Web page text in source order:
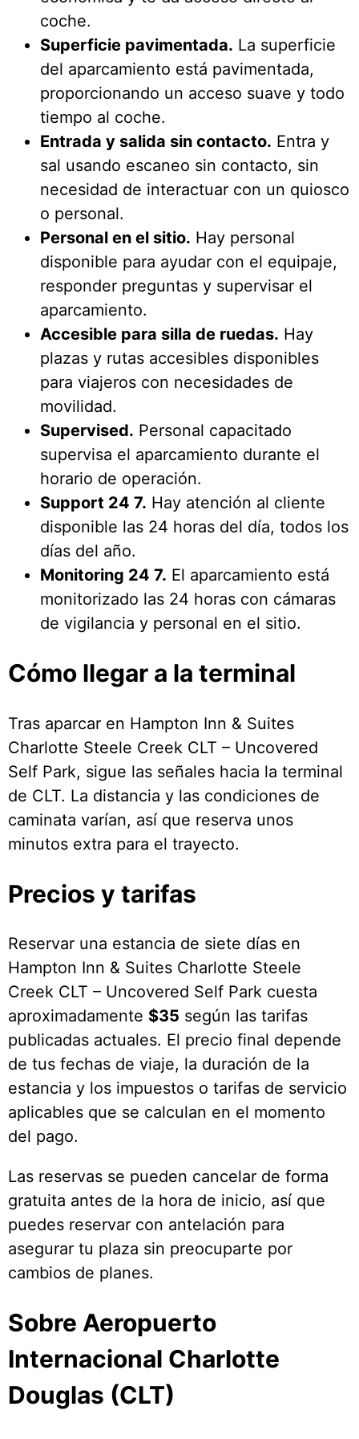
coche.
Superficie pavimentada. La superficie
del aparcamiento está pavimentada,
proporcionando un acceso suave y todo
tiempo al coche.
Entrada y salida sin contacto. Entra y
sal usando escaneo sin contacto, sin
necesidad de interactuar con un quiosco
o personal.
Personal en el sitio. Hay personal
disponible para ayudar con el equipaje,
responder preguntas y supervisar el
aparcamiento.
Accesible para silla de ruedas. Hay
plazas y rutas accesibles disponibles
para viajeros con necesidades de
movilidad.
Supervised. Personal capacitado
supervisa el aparcamiento durante el
horario de operación.
Support 24 7. Hay atención al cliente
disponible las 24 horas del día, todos los
días del año.
Monitoring 24 7. El aparcamiento está
monitorizado las 24 horas con cámaras
de vigilancia y personal en el sitio.
Cómo llegar a la terminal
Tras aparcar en Hampton Inn & Suites
Charlotte Steele Creek CLT – Uncovered
Self Park, sigue las señales hacia la terminal
de CLT. La distancia y las condiciones de
caminata varían, así que reserva unos
minutos extra para el trayecto.
Precios y tarifas
Reservar una estancia de siete días en
Hampton Inn & Suites Charlotte Steele
Creek CLT – Uncovered Self Park cuesta
aproximadamente $35 según las tarifas
publicadas actuales. El precio final depende
de tus fechas de viaje, la duración de la
estancia y los impuestos o tarifas de servicio
aplicables que se calculan en el momento
del pago.
Las reservas se pueden cancelar de forma
gratuita antes de la hora de inicio, así que
puedes reservar con antelación para
asegurar tu plaza sin preocuparte por
cambios de planes.
Sobre Aeropuerto
Internacional Charlotte
Douglas (CLT)